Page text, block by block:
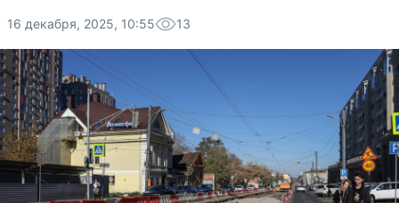
16 декабря, 2025, 10:55 13